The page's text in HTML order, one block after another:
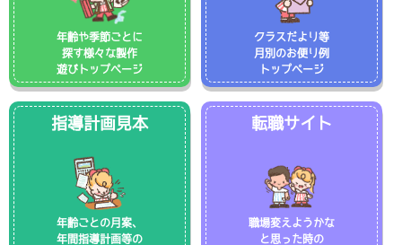
年齢や季節ごとに
探す様々な製作
遊びトップページ
クラスだより等
月別のお便り例
トップページ
指導計画見本
年齢ごとの月案、
年間指導計画等の
転職サイト
職場変えようかな
と思った時の